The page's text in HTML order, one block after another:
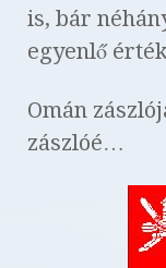
is, bár
egyenlő
Omán
zászlóé…